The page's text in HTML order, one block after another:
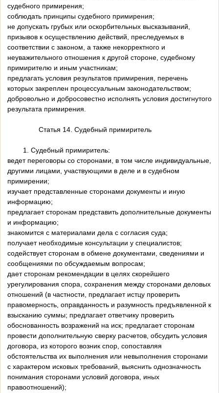
судебного примирения;
соблюдать принципы судебного примирения;
не допускать грубых или оскорбительных высказываний,
призывов к осуществлению действий, преследуемых в
соответствии с законом, а также некорректного и
неуважительного отношения к другой стороне, судебному
примирителю и иным участникам;
предлагать условия результатов примирения, перечень
которых закреплен процессуальным законодательством;
добровольно и добросовестно исполнять условия достигнутого
результата примирения.
Статья 14. Судебный примиритель
1. Судебный примиритель:
ведет переговоры со сторонами, в том числе индивидуальные,
другими лицами, участвующими в деле и в судебном
примирении;
изучает представленные сторонами документы и иную
информацию;
предлагает сторонам представить дополнительные документы
и информацию;
знакомится с материалами дела с согласия суда;
получает необходимые консультации у специалистов;
содействует сторонам в обмене документами, сведениями и
сообщениями по обсуждаемым вопросам;
дает сторонам рекомендации в целях скорейшего
урегулирования спора, сохранения между сторонами деловых
отношений (в частности, предлагает истцу проверить
правомерность, оправданность и разумность предъявленной к
взысканию суммы; предлагает ответчику проверить
обоснованность возражений на иск; предлагает сторонам
провести дополнительную сверку расчетов, обсудить условия
договора, из которого возник спор, сопоставляя
обстоятельства их выполнения или невыполнения сторонами
с характером исковых требований, выяснить однозначность
понимания сторонами условий договора, иных
правоотношений);